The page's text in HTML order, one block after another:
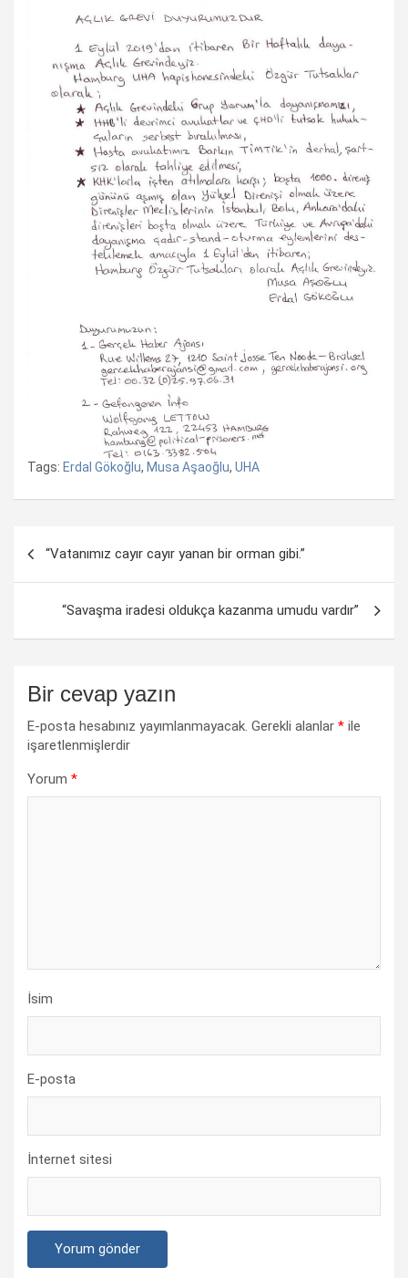
Tags: Erdal Gökoğlu, Musa Aşaoğlu, UHA
“Vatanımız cayır cayır yanan bir orman gibi.”
“Savaşma iradesi oldukça kazanma umudu vardır”
Bir cevap yazın
E-posta hesabınız yayımlanmayacak. Gerekli alanlar * ile
işaretlenmişlerdir
Yorum *
İsim
E-posta
İnternet sitesi